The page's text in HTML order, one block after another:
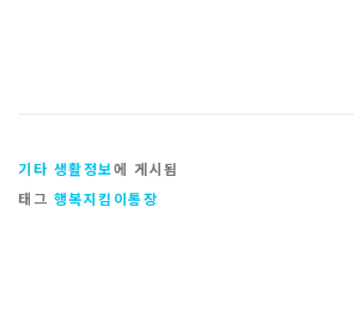
기타 생활정보에 게시됨
태그 행복지킴이통장